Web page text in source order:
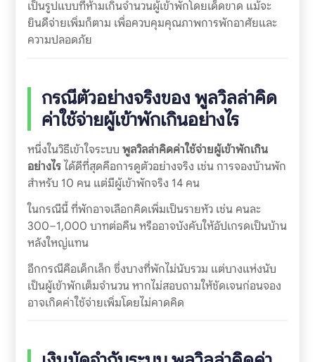
เป็นรูปแบบที่ห้ามเกินจำนวนผู้เข้าพักโดยเด็ดขาด แม้จะ
ยินดีจ่ายเพิ่มก็ตาม เพื่อควบคุมคุณภาพการพักอาศัยและ
ความปลอดภัย
กรณีตัวอย่างจริงของ พูลวิลล่าคิด
ค่าใช้จ่ายผู้เข้าพักเกินอย่างไร
หนึ่งในวิธีเข้าใจระบบ พูลวิลล่าคิดค่าใช้จ่ายผู้เข้าพักเกิน
อย่างไรได้ดีที่สุดคือการดูตัวอย่างจริง เช่น การจองบ้านพัก
สำหรับ 10 คน แต่มีผู้เข้าพักจริง 14 คน
ในกรณีนี้ ที่พักอาจเลือกคิดเพิ่มเป็นรายหัว เช่น คนละ
300–1,000 บาทต่อคืน หรืออาจบังคับให้อัปเกรดเป็นบ้าน
หลังใหญ่แทน
อีกกรณีคือเด็กเล็ก ซึ่งบางที่พักไม่นับรวม แต่บางแห่งนับ
เป็นผู้เข้าพักเต็มจำนวน หากไม่สอบถามให้ชัดเจนก่อนจอง
อาจเกิดค่าใช้จ่ายเพิ่มโดยไม่คาดคิด